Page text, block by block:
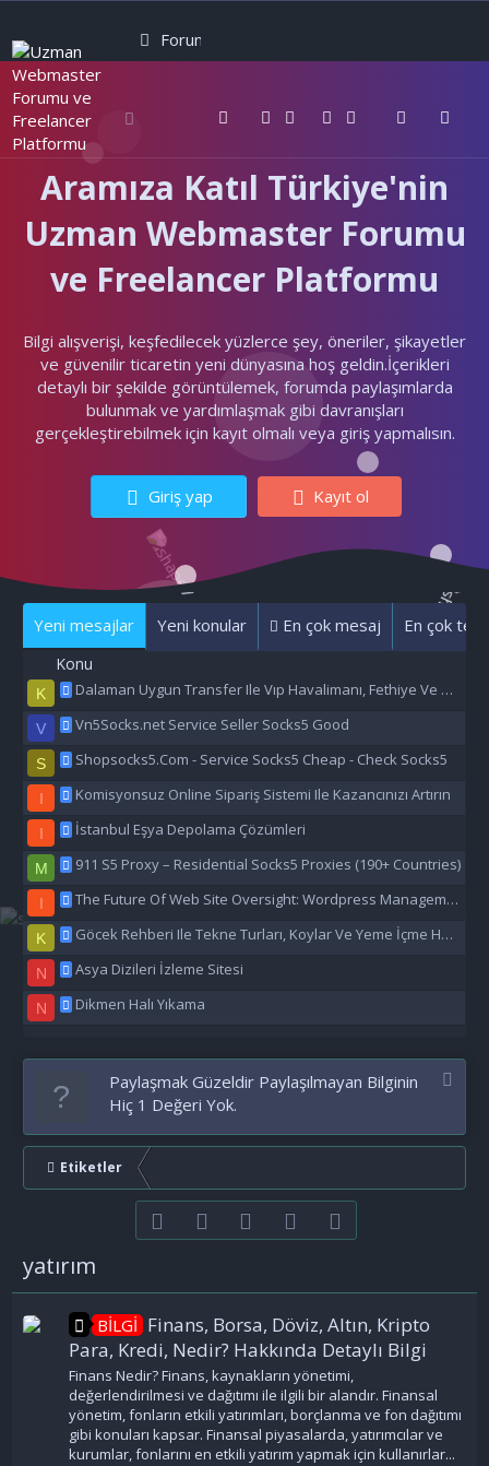
Forumlar
Aramıza Katıl Türkiye'nin
Uzman Webmaster Forumu
ve Freelancer Platformu
Bilgi alışverişi, keşfedilecek yüzlerce şey, öneriler, şikayetler
ve güvenilir ticaretin yeni dünyasına hoş geldin.İçerikleri
detaylı bir şekilde görüntülemek, forumda paylaşımlarda
bulunmak ve yardımlaşmak gibi davranışları
gerçekleştirebilmek için kayıt olmalı veya giriş yapmalısın.
Giriş yap Kayıt ol
Yeni mesajlar Yeni konular En çok mesaj En çok
Konu
K Dalaman Uygun Transfer Ile Vıp Havalimanı, Fethiye Ve Marmaris Transfer Hizmeti
V Vn5Socks.net Service Seller Socks5 Good
S Shopsocks5.Com - Service Socks5 Cheap - Check Socks5
I Komisyonsuz Online Sipariş Sistemi Ile Kazancınızı Artırın
I İstanbul Eşya Depolama Çözümleri
M 911 S5 Proxy – Residential Socks5 Proxies (190+ Countries)
I The Future Of Web Site Oversight: Wordpress Management Aı
K Göcek Rehberi Ile Tekne Turları, Koylar Ve Yeme İçme Hakkında Eşsiz Bilgiler
N Asya Dizileri İzleme Sitesi
N Dikmen Halı Yıkama
Paylaşmak Güzeldir Paylaşılmayan Bilginin
Hiç 1 Değeri Yok.
Etiketler
FacebookTwitter youtubeBize ulaşın
yatırım
BİLGİ Finans, Borsa, Döviz, Altın, Kripto
Para, Kredi, Nedir? Hakkında Detaylı Bilgi
Finans Nedir? Finans, kaynakların yönetimi,
değerlendirilmesi ve dağıtımı ile ilgili bir alandır. Finansal
yönetim, fonların etkili yatırımları, borçlanma ve fon dağıtımı
gibi konuları kapsar. Finansal piyasalarda, yatırımcılar ve
kurumlar, fonlarını en etkili yatırım yapmak için kullanırlar...